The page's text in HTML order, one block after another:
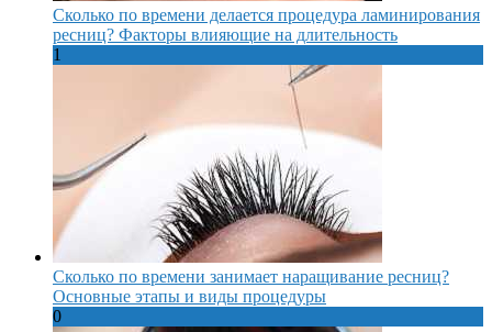
Сколько по времени делается процедура ламинирования
ресниц? Факторы влияющие на длительность
1
Сколько по времени занимает наращивание ресниц?
Основные этапы и виды процедуры
0